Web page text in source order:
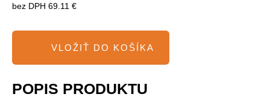
bez DPH 69.11 €
POPIS PRODUKTU